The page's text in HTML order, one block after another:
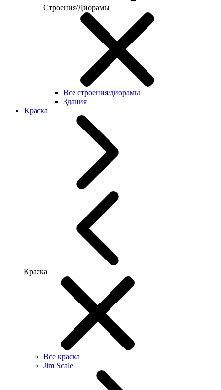
Строения/Диорамы
Все строения/диорамы
Здания
Краска
Краска
Все краска
Jim Scale